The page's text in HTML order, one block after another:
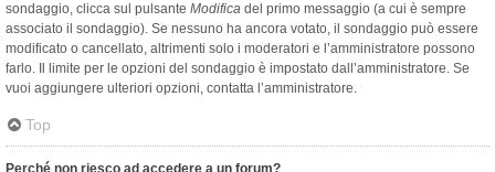
sondaggio, clicca sul pulsante Modifica del primo messaggio (a cui è sempre
associato il sondaggio). Se nessuno ha ancora votato, il sondaggio può essere
modificato o cancellato, altrimenti solo i moderatori e l’amministratore possono
farlo. Il limite per le opzioni del sondaggio è impostato dall’amministratore. Se
vuoi aggiungere ulteriori opzioni, contatta l’amministratore.
Top
Perché non riesco ad accedere a un forum?